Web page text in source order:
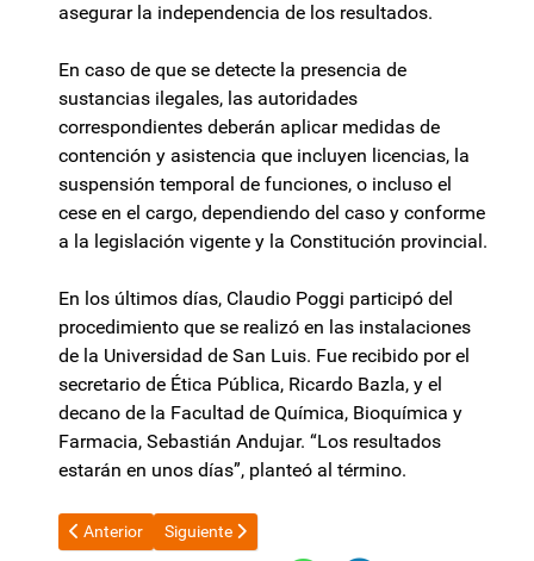
asegurar la independencia de los resultados.
En caso de que se detecte la presencia de
sustancias ilegales, las autoridades
correspondientes deberán aplicar medidas de
contención y asistencia que incluyen licencias, la
suspensión temporal de funciones, o incluso el
cese en el cargo, dependiendo del caso y conforme
a la legislación vigente y la Constitución provincial.
En los últimos días, Claudio Poggi participó del
procedimiento que se realizó en las instalaciones
de la Universidad de San Luis. Fue recibido por el
secretario de Ética Pública, Ricardo Bazla, y el
decano de la Facultad de Química, Bioquímica y
Farmacia, Sebastián Andujar. “Los resultados
estarán en unos días”, planteó al término.
Artículo anterior: ARCA, la ex AFIP, definió los montos a partir
Anterior Artículo siguiente: Por temor a nuevos
Siguiente